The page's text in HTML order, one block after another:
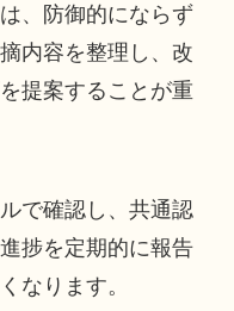
、防御的にならず
内容を整理し、改
提案することが重
で確認し、共通認
捗を定期的に報告
なります。